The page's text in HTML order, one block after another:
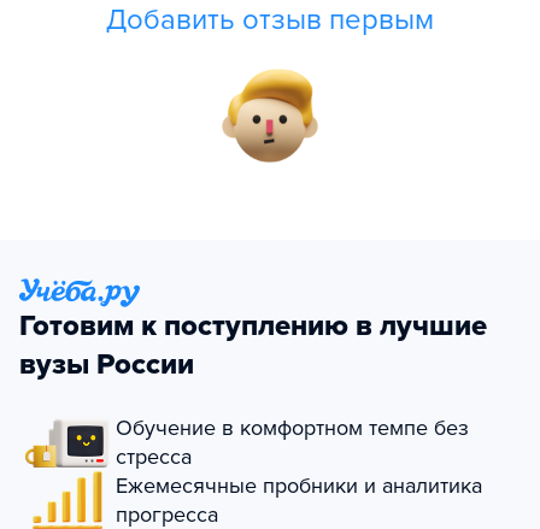
Добавить отзыв первым
Готовим к поступлению в лучшие
вузы России
Обучение в комфортном темпе без
стресса
Ежемесячные пробники и аналитика
прогресса